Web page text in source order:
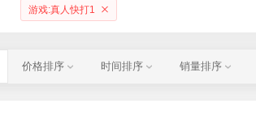
游戏:真人快打1
价格排序 时间排序 销量排序